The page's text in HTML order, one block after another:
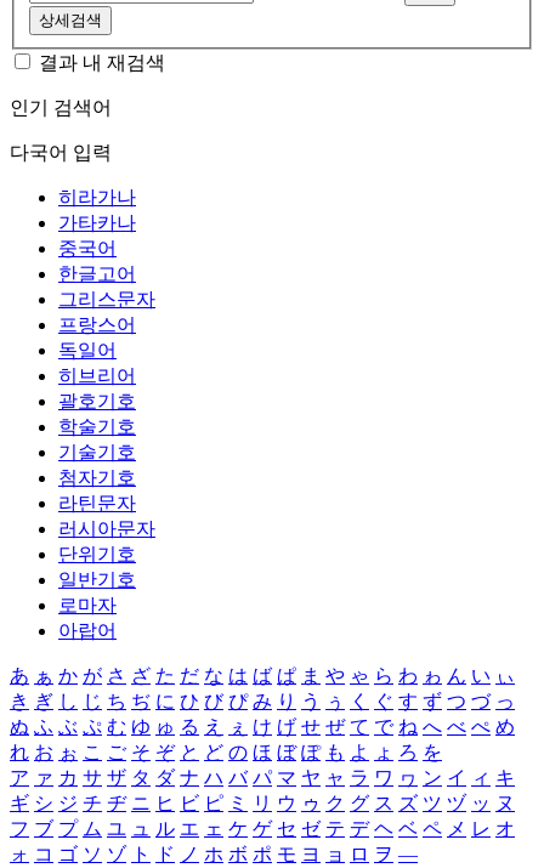
상세검색
결과 내 재검색
인기 검색어
다국어 입력
히라가나
가타카나
중국어
한글고어
그리스문자
프랑스어
독일어
히브리어
괄호기호
학술기호
기술기호
첨자기호
라틴문자
러시아문자
단위기호
일반기호
로마자
아랍어
あ ぁ か が さ ざ た だ な は ば ぱ ま や ゃ ら わ ゎ ん い ぃ
き ぎ し じ ち ぢ に ひ び ぴ み り う ぅ く ぐ す ず つ づ っ
ぬ ふ ぶ ぷ む ゆ ゅ る え ぇ け げ せ ぜ て で ね へ べ ぺ め
れ お ぉ こ ご そ ぞ と ど の ほ ぼ ぽ も よ ょ ろ を
ア ァ カ サ ザ タ ダ ナ ハ バ パ マ ヤ ャ ラ ワ ヮ ン イ ィ キ
ギ シ ジ チ ヂ ニ ヒ ビ ピ ミ リ ウ ゥ ク グ ス ズ ツ ヅ ッ ヌ
フ ブ プ ム ユ ュ ル エ ェ ケ ゲ セ ゼ テ デ ヘ ベ ペ メ レ オ
ォ コ ゴ ソ ゾ ト ド ノ ホ ボ ポ モ ヨ ョ ロ ヲ ―